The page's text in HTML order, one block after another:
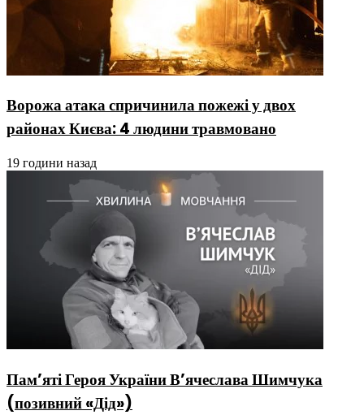
Ворожа атака спричинила пожежі у двох
районах Києва: 4 людини травмовано
19 години назад
Пам’яті Героя України В’ячеслава Шимчука
(позивний «Дід»)